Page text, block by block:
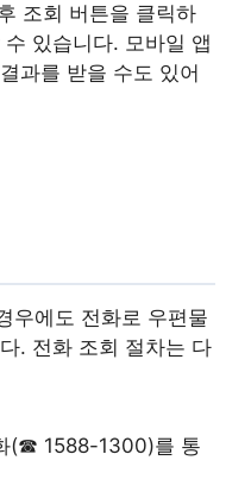
조회 버튼을 클릭하
있습니다. 모바일 앱
과를 받을 수도 있어
우에도 전화로 우편물
. 전화 조회 절차는 다
(☎ 1588-1300)를 통